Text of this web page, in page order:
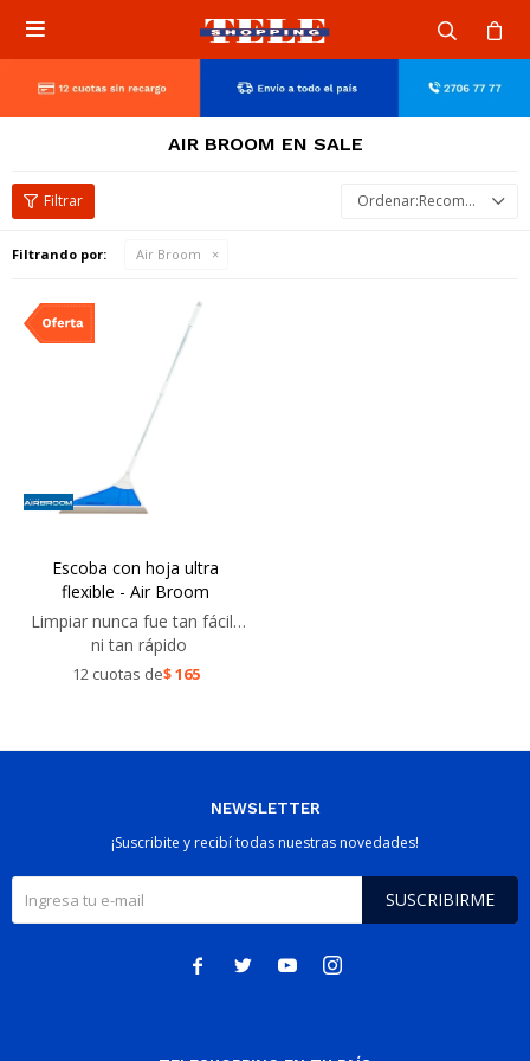

AIR BROOM EN SALE
Recomendados
Filtrando por: Air Broom
Escoba con hoja ultra
flexible - Air Broom
Limpiar nunca fue tan fácil…
ni tan rápido
12 cuotas de$165
NEWSLETTER
¡Suscribite y recibí todas nuestras novedades!
SUSCRIBIRME
   